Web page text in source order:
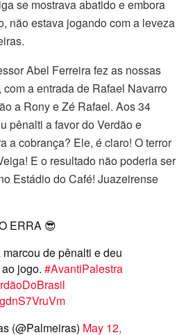
se mostrava abatido e embora
não estava jogando com a leveza
Abel Ferreira fez as nossas
a entrada de Rafael Navarro
a Rony e Zé Rafael. Aos 34
pênalti a favor do Verdão e
a cobrança? Ele, é claro! O terror
E o resultado não poderia ser
Estádio do Café! Juazeirense
ERRA 😎
de pênalti e deu
jogo. #AvantiPalestra
(@Palmeiras) May 12,